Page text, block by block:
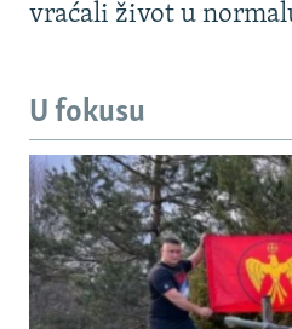
vraćali život u
U fokusu